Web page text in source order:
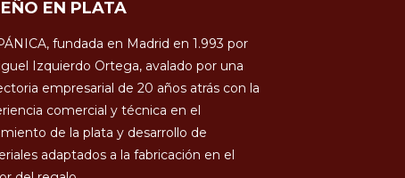
EN PLATA
fundada en Madrid en 1.993 por
Izquierdo Ortega, avalado por una
empresarial de 20 años atrás con la
comercial y técnica en el
de la plata y desarrollo de
adaptados a la fabricación en el